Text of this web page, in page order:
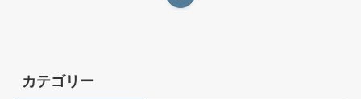
カテゴリー